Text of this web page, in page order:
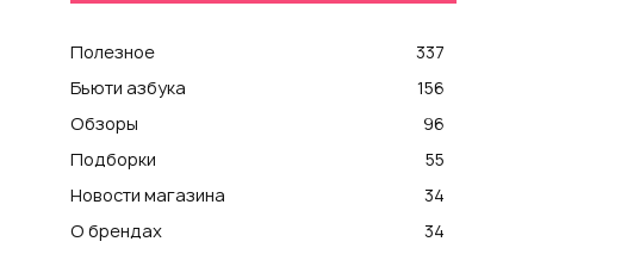
Полезное
337
Бьюти азбука
156
Обзоры
96
Подборки
55
Новости магазина
34
О брендах
34